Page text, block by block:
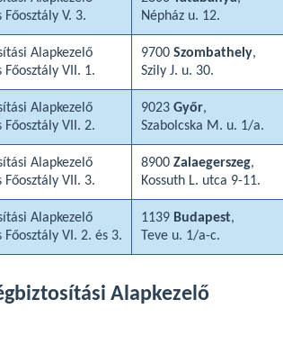
V. 3.
Népház u. 12.
Alapkezelő
VII. 1.
9700 Szombathely,
Szily J. u. 30.
Alapkezelő
VII. 2.
9023 Győr,
Szabolcska M. u. 1/a.
Alapkezelő
VII. 3.
8900 Zalaegerszeg,
Kossuth L. utca 9-11.
Alapkezelő
VI. 2. és 3.
1139 Budapest,
Teve u. 1/a-c.
Alapkezelő